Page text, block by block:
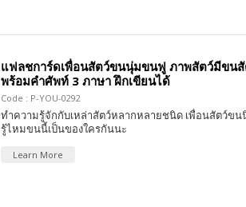
แฟลชการ์ดเพื่อนสัตว์ขนนุ่มขนฟู ภาพสัตว์มีขน
พร้อมคำศัพท์ 3 ภาษา ฝึกเขียนได้
Code : P-YOU-0292
ทำความรู้จักกับเหล่าสัตว์หลากหลายชนิด เพื่อนสัตว์ข
รู้ไหมขนนี้เป็นของใครกันนะ
Learn More